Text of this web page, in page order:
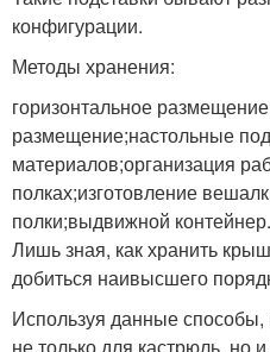
конфигурации.
Методы хранения:
горизонтальное
размещение;настольные
материалов;организация
полках;изготовление
полки;выдвижной контейнер.
Лишь зная, как хранить
добиться наивысшего
Используя данные
не только для кастрюль, но